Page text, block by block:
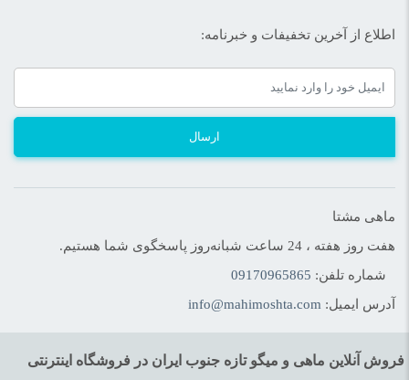
اطلاع از آخرین تخفیفات و خبرنامه:
ارسال
ماهی مشتا
هفت روز هفته ، 24 ساعت شبانه‌روز پاسخگوی شما هستیم.
شماره تلفن: 09170965865
آدرس ایمیل: info@mahimoshta.com
فروش آنلاین ماهی و میگو تازه جنوب ایران در فروشگاه اینترنتی